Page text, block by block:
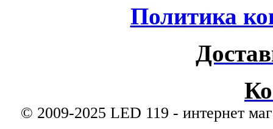
Политика
© 2009-2025 LED 119 - интернет